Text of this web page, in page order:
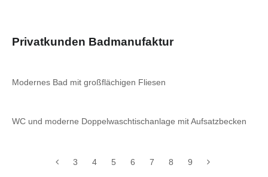
Privatkunden Badmanufaktur
Modernes Bad mit großflächigen Fliesen
WC und moderne Doppelwaschtischanlage mit Aufsatzbecken
3 4 5 6 7 8 9